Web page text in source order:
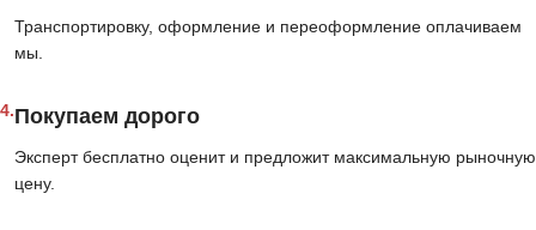
Транспортировку, оформление и переоформление оплачиваем
мы.
4.Покупаем дорого
Эксперт бесплатно оценит и предложит максимальную рыночную
цену.